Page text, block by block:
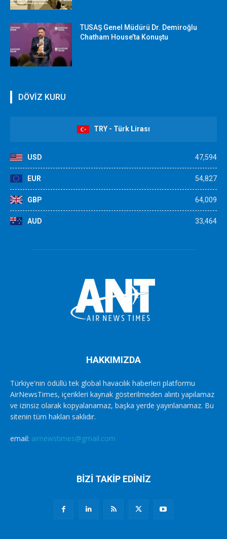
TUSAŞ Genel Müdürü Dr. Demiroğlu
Chatham House’ta Konuştu
DÖVİZ KURU
TRY - Türk Lirası
USD 47,594
EUR 54,827
GBP 64,009
AUD 33,464
HAKKIMIZDA
Türkiye'nin ödüllü tek global havacılık haberleri platformu
AirNewsTimes, içerikleri kaynak gösterilmeden alıntı yapılamaz
ve izinsiz olarak kopyalanamaz, başka yerde yayınlanamaz. Bu
sitenin tüm hakları saklıdır.
email: airnewstimes@gmail.com
BİZİ TAKİP EDİNİZ